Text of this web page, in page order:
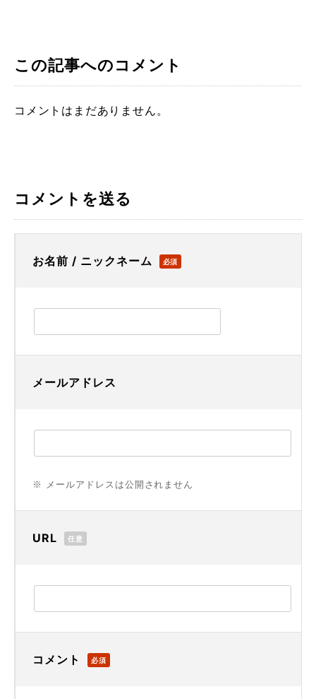
この記事へのコメント
コメントはまだありません。
コメントを送る
お名前 / ニックネーム 必須
メールアドレス
※ メールアドレスは公開されません
URL 任意
コメント 必須